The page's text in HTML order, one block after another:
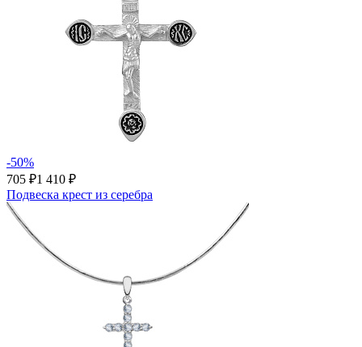
-50%
705 ₽1 410 ₽
Подвеска крест из серебра